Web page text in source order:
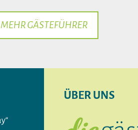
MEHR GÄSTEFÜHRER
ÜBER UNS